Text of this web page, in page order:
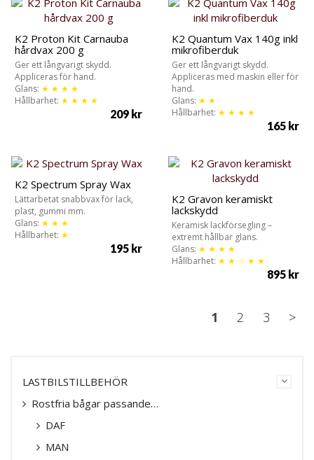
K2 Proton Kit Carnauba
hårdvax 200 g
Ger ett långvarigt skydd.
Appliceras för hand.
Glans: ★ ★ ★ ★
Hållbarhet: ★ ★ ★ ★
209 kr
K2 Quantum Vax 140g inkl
mikrofiberduk
Ger ett långvarigt skydd.
Appliceras med maskin eller för
hand.
Glans: ★ ★
Hållbarhet: ★ ★ ★ ★
165 kr
K2 Spectrum Spray Wax
Lättarbetat snabbvax för lack,
plast, gummi mm.
Glans: ★ ★ ★
Hållbarhet: ★
195 kr
K2 Gravon keramiskt
lackskydd
Keramisk lackförsegling –
extremt hållbar glans.
Glans: ★ ★ ★ ★
Hållbarhet: ★ ★ ☆ ★ ★
895 kr
1 2 3 >
LASTBILSTILLBEHÖR
Rostfria bågar passande…
DAF
MAN